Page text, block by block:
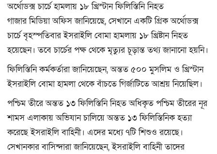
অর্থোডক্স চার্চে হামলায় ১৮ খ্রিস্টান ফিলিস্তিনি নিহত
গাজার মিডিয়া অফিস জানিয়েছে, সেখানে একটি গ্রিক অর্থোডক্স
চার্চে বৃহস্পতিবার ইসরাইলি বোমা হামলায় ১৮ খ্রিষ্টান নিহত
হয়েছেন। তবে চার্চের পক্ষ থেকে মৃত্যুর চূড়ান্ত তথ্য জানানো হয়নি।
ফিলিস্তিনি কর্মকর্তারা জানিয়েছেন, অন্তত ৫০০ মুসলিম ও খ্রিস্টান
ইসরাইলি বোমা হামলা থেকে বাঁচতে গির্জাটিতে আশ্রয় নিয়েছিল।
পশ্চিম তীরে অন্তত ১৩ ফিলিস্তিনি নিহত অধিকৃত পশ্চিম তীরের নূর
শামস এলাকায় অভিযান চালিয়ে অন্তত ১৩ ফিলিস্তিনিক হত্যা
করেছে ইসরাইলি বাহিনী। এদের মধ্যে ৭টি শিশুও রয়েছে।
সেখানকার বাসিন্দারা জানিয়েছেন, ইসরাইলি বাহিনী তাদের